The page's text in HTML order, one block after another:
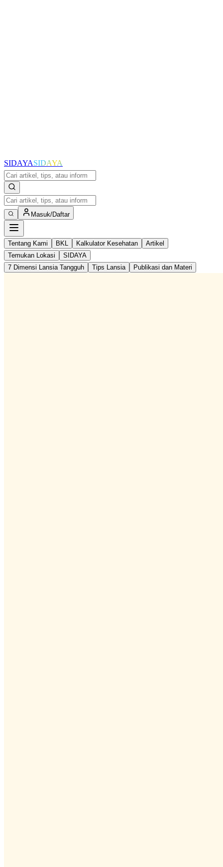
SIDAYASIDAYA
Masuk/Daftar
Tentang Kami BKL Kalkulator Kesehatan
Artikel
Temukan Lokasi
SIDAYA
7 Dimensi Lansia Tangguh
Tips Lansia Publikasi dan Materi